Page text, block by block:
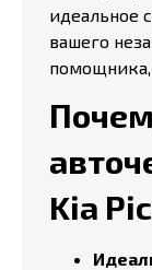
идеальное
вашего
помощника,
Kia